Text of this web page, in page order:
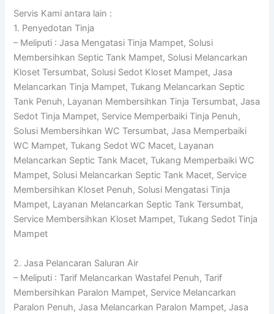
Servis Kami antara lain :
1. Penyedotan Tinja
– Meliputi : Jasa Mengatasi Tinja Mampet, Solusi
Membersihkan Septic Tank Mampet, Solusi Melancarkan
Kloset Tersumbat, Solusi Sedot Kloset Mampet, Jasa
Melancarkan Tinja Mampet, Tukang Melancarkan Septic
Tank Penuh, Layanan Membersihkan Tinja Tersumbat, Jasa
Sedot Tinja Mampet, Service Memperbaiki Tinja Penuh,
Solusi Membersihkan WC Tersumbat, Jasa Memperbaiki
WC Mampet, Tukang Sedot WC Macet, Layanan
Melancarkan Septic Tank Macet, Tukang Memperbaiki WC
Mampet, Solusi Melancarkan Septic Tank Macet, Service
Membersihkan Kloset Penuh, Solusi Mengatasi Tinja
Mampet, Layanan Melancarkan Septic Tank Tersumbat,
Service Membersihkan Kloset Mampet, Tukang Sedot Tinja
Mampet
2. Jasa Pelancaran Saluran Air
– Meliputi : Tarif Melancarkan Wastafel Penuh, Tarif
Membersihkan Paralon Mampet, Service Melancarkan
Paralon Penuh, Jasa Melancarkan Paralon Mampet, Jasa